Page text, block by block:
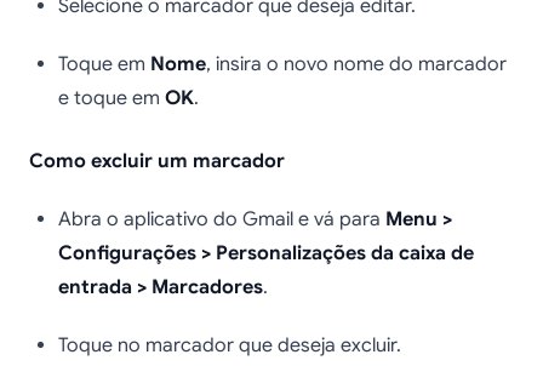
Selecione o marcador que deseja editar.
Toque em Nome, insira o novo nome do marcador
e toque em OK.
Como excluir um marcador
Abra o aplicativo do Gmail e vá para Menu >
Configurações > Personalizações da caixa de
entrada > Marcadores.
Toque no marcador que deseja excluir.